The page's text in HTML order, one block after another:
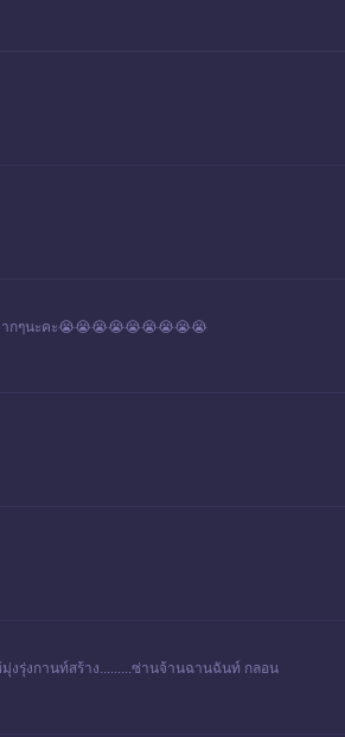
ากๆนะคะ😭😭😭😭😭😭😭😭😭
มุ่งรุ่งกานท์สร้าง.........ซ่านจ้านฉานฉันท์ กลอน